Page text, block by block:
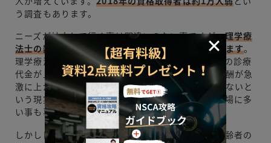
う調査もあります。
ニーズが拡大して行く事は間違いのない事ですが、理学療
法士の数が増えすぎて飽和状態になる事も考えられます。
理学療法士の給料は診療代金から支払われます。この診療
代金が上がらなければ報酬は上がりません。診療報酬が急
激に上がる事がなく、平均的な報酬しかこの先貰えないと
いう現実を悲観して、将来性がないと感じる人が現場に多
い事も事実です。
しかし日本という国は確実に高齢化 しています。高齢者の